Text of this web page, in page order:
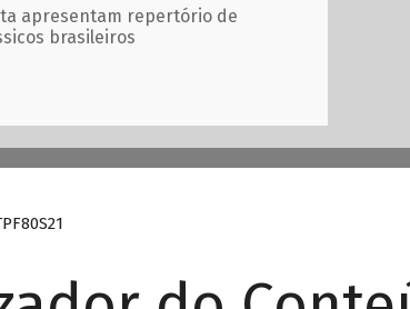
apresentam repertório de
brasileiros